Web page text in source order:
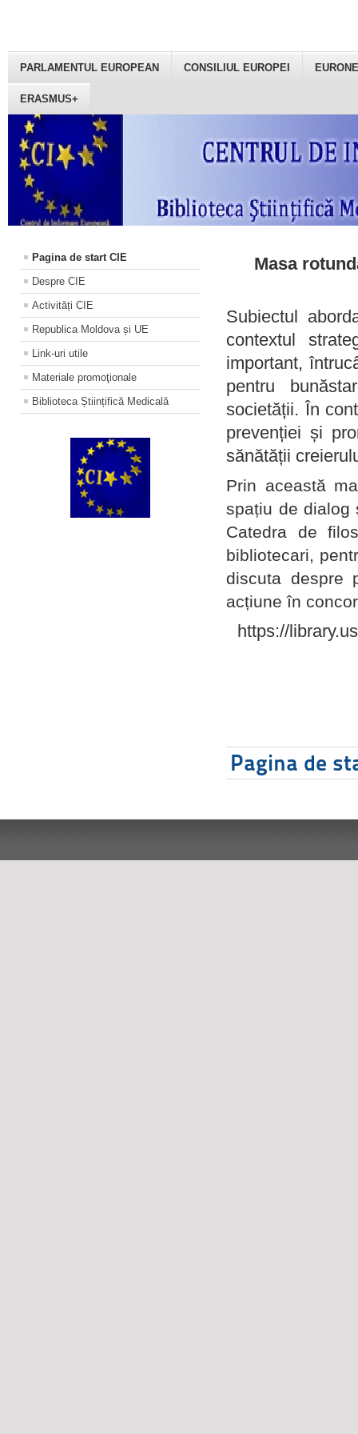
PARLAMENTUL EUROPEAN CONSILIUL EUROPEI
ERASMUS+
Pagina de start CIE
Despre CIE
Activități CIE
Republica Moldova și UE
Link-uri utile
Materiale promoţionale
Biblioteca Științifică Medicală
Masa
Subiectul
contextul
important,
pentru
societății. În
prevenției și
sănătății
Prin această
spațiu de dialog
Catedra de
bibliotecari,
discuta despre
acțiune în
https://
Pagina de